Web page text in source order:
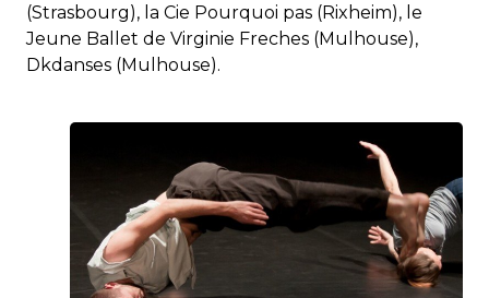
(Strasbourg), la Cie Pourquoi pas (Rixheim), le
Jeune Ballet de Virginie Freches (Mulhouse),
Dkdanses (Mulhouse).